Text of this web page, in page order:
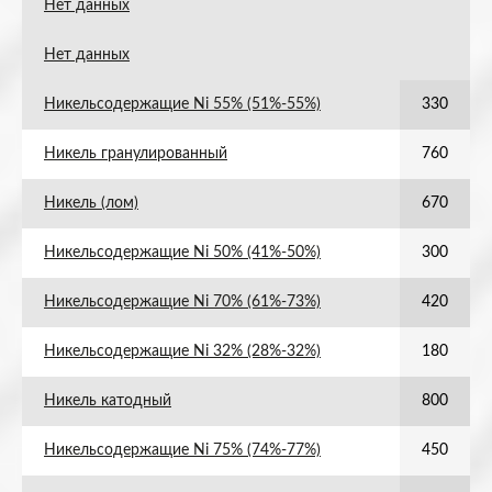
Нет данных
Нет данных
Никельсодержащие Ni 55% (51%-55%) 330
Никель гранулированный 760
Никель (лом) 670
Никельсодержащие Ni 50% (41%-50%) 300
Никельсодержащие Ni 70% (61%-73%) 420
Никельсодержащие Ni 32% (28%-32%) 180
Никель катодный 800
Никельсодержащие Ni 75% (74%-77%) 450